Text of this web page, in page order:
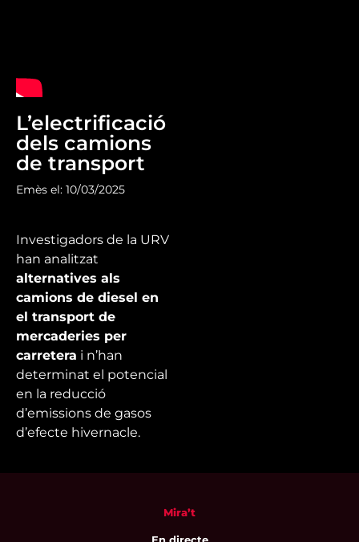
L’electrificació
dels camions
de transport
Emès el: 10/03/2025
Investigadors de la URV
han analitzat
alternatives als
camions de diesel en
el transport de
mercaderies per
carretera i n’han
determinat el potencial
en la reducció
d’emissions de gasos
d’efecte hivernacle.
Mira’t
En directe